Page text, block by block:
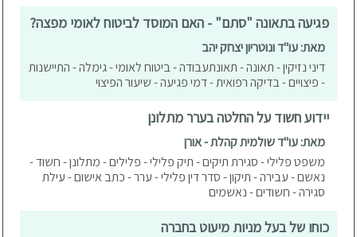
פגיעה בתאונה "סתם" - האם המוסד לביטוח לאומי מפצה?
מאת: עו"ד ונוטריון יצחק יהב
דיני נזיקין - תאונה - תאונתעבודה - ביטוח לאומי - גימלה - התיישנות
- פיצויים - בדיקה רפואית - דמי פגיעה - שיעור הפיצוי
יידוע חשוד על החלטה בערר מתלונן
מאת: עו"ד שולמית קהלת - אורן
משפט פלילי - סגירת תיקים - תיק פלילי - פלילים - מתלונן - חשוד -
נאשם - עבירה - תיקון - סדר דין פלילי - ערר - כתב אישום - עילת
סגירה - חשודים - נאשמים
כוחו של בעל מניות מיעוט בחברה